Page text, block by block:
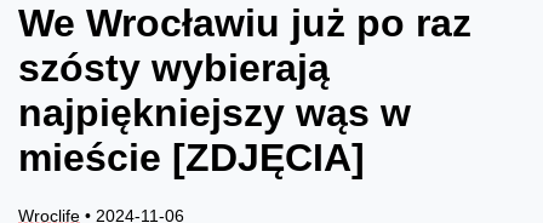
We Wrocławiu już po raz
szósty wybierają
najpiękniejszy wąs w
mieście [ZDJĘCIA]
Wroclife • 2024-11-06